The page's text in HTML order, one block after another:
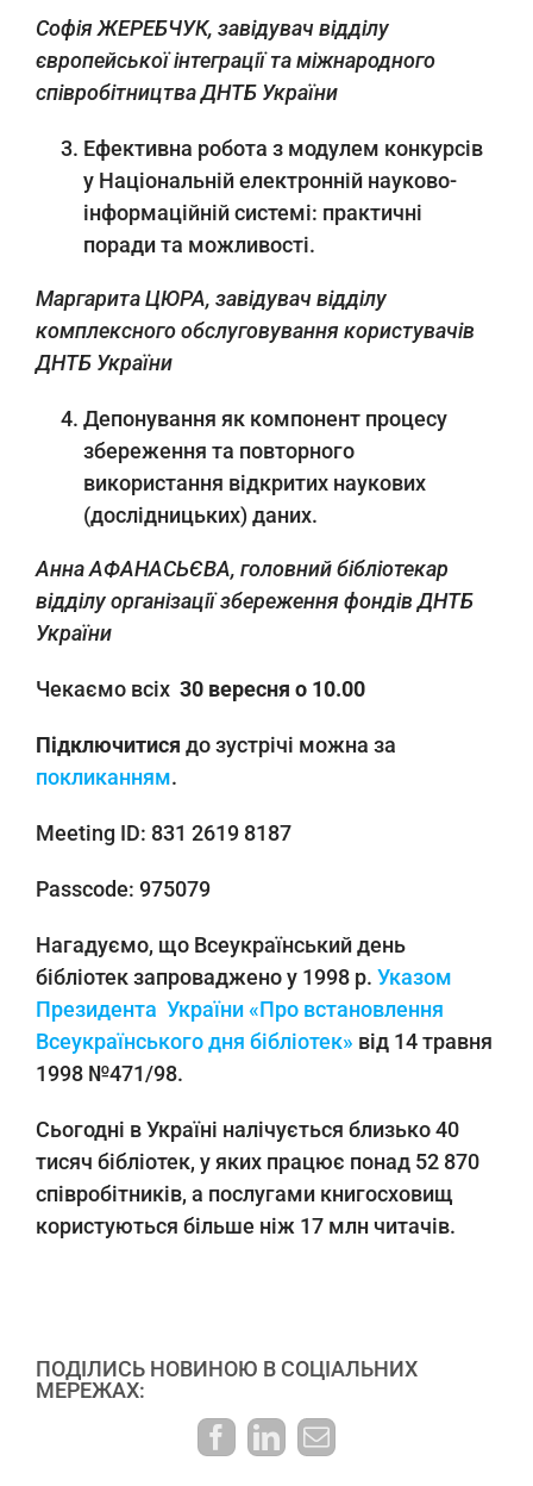
Софія ЖЕРЕБЧУК, завідувач відділу
європейської інтеграції та міжнародного
співробітництва ДНТБ України
Ефективна робота з модулем конкурсів
у Національній електронній науково-
інформаційній системі: практичні
поради та можливості.
Маргарита ЦЮРА, завідувач відділу
комплексного обслуговування користувачів
ДНТБ України
Депонування як компонент процесу
збереження та повторного
використання відкритих наукових
(дослідницьких) даних.
Анна АФАНАСЬЄВА, головний бібліотекар
відділу організації збереження фондів ДНТБ
України
Чекаємо всіх 30 вересня о 10.00
Підключитися до зустрічі можна за
покликанням.
Meeting ID: 831 2619 8187
Passcode: 975079
Нагадуємо, що Всеукраїнський день
бібліотек запроваджено у 1998 р. Указом
Президента України «Про встановлення
Всеукраїнського дня бібліотек» від 14 травня
1998 №471/98.
Сьогодні в Україні налічується близько 40
тисяч бібліотек, у яких працює понад 52 870
співробітників, а послугами книгосховищ
користуються більше ніж 17 млн читачів.
ПОДІЛИСЬ НОВИНОЮ В СОЦІАЛЬНИХ
МЕРЕЖАХ:
Facebook
LinkedIn
E-
mail: